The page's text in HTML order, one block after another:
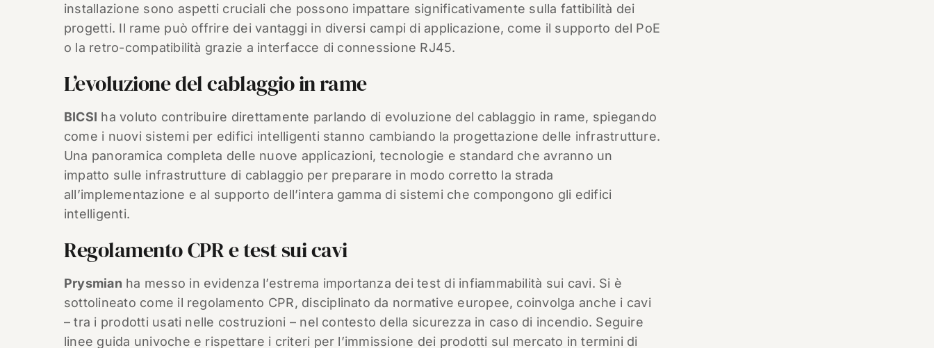
installazione sono aspetti cruciali che possono impattare significativamente sulla fattibilità dei
progetti. Il rame può offrire dei vantaggi in diversi campi di applicazione, come il supporto del PoE
o la retro-compatibilità grazie a interfacce di connessione RJ45.
L’evoluzione del cablaggio in rame
BICSI ha voluto contribuire direttamente parlando di evoluzione del cablaggio in rame, spiegando
come i nuovi sistemi per edifici intelligenti stanno cambiando la progettazione delle infrastrutture.
Una panoramica completa delle nuove applicazioni, tecnologie e standard che avranno un
impatto sulle infrastrutture di cablaggio per preparare in modo corretto la strada
all’implementazione e al supporto dell’intera gamma di sistemi che compongono gli edifici
intelligenti.
Regolamento CPR e test sui cavi
Prysmian ha messo in evidenza l’estrema importanza dei test di infiammabilità sui cavi. Si è
sottolineato come il regolamento CPR, disciplinato da normative europee, coinvolga anche i cavi
– tra i prodotti usati nelle costruzioni – nel contesto della sicurezza in caso di incendio. Seguire
linee guida univoche e rispettare i criteri per l’immissione dei prodotti sul mercato in termini di